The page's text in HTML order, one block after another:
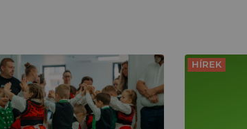
HÍREK